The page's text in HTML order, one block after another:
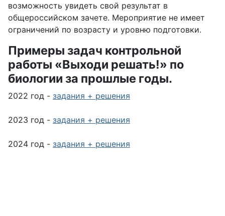
возможность увидеть свой результат в
общероссийском зачете. Мероприятие не имеет
ограничений по возрасту и уровню подготовки.
Примеры задач контрольной
работы «Выходи решать!» по
биологии за прошлые годы.
2022 год - задания + решения
2023 год - задания + решения
2024 год - задания + решения